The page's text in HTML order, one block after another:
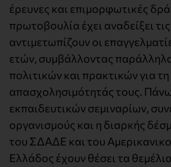
έρευνες και επιμορφωτικές
πρωτοβουλία έχει αναδείξει
αντιμετωπίζουν οι
ετών, συμβάλλοντας
πολιτικών και πρακτικών για
απασχολησιμότητάς τους.
εκπαιδευτικών σεμιναρίων,
οργανισμούς και η διαρκής
του ΣΔΑΔΕ και του
Ελλάδος έχουν θέσει τα